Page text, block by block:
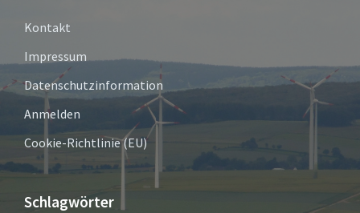
Kontakt
Impressum
Datenschutzinformation
Anmelden
Cookie-Richtlinie (EU)
Schlagwörter